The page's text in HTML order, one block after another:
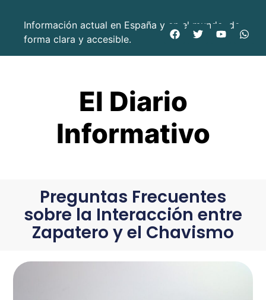
Información actual en España y en el mundo, de
forma clara y accesible.
El Diario
Informativo
Preguntas Frecuentes
sobre la Interacción entre
Zapatero y el Chavismo